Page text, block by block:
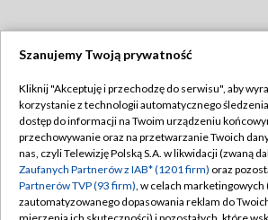
TVP
Abonament TVP
Emisja w TVP
Centrum informacji TVP
Regulamin TVP
Polityka
Moje zgody
Szanujemy Twoją prywatność
Kliknij "Akceptuję i przechodzę do serwisu", aby
korzystanie z technologii automatycznego
dostęp do informacji na Twoim urządzeniu
przechowywanie oraz na przetwarzanie Twoich
nas, czyli Telewizję Polską S.A. w likwidacji (zwaną
Zaufanych Partnerów z IAB* (1201 firm) oraz
Partnerów TVP (93 firm), w celach marketingowych
zautomatyzowanego dopasowania reklam do